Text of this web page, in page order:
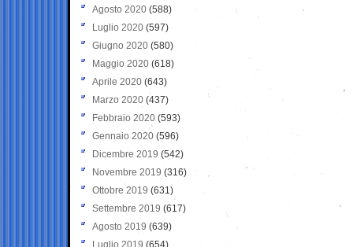
Agosto 2020 (588)
Luglio 2020 (597)
Giugno 2020 (580)
Maggio 2020 (618)
Aprile 2020 (643)
Marzo 2020 (437)
Febbraio 2020 (593)
Gennaio 2020 (596)
Dicembre 2019 (542)
Novembre 2019 (316)
Ottobre 2019 (631)
Settembre 2019 (617)
Agosto 2019 (639)
Luglio 2019 (654)